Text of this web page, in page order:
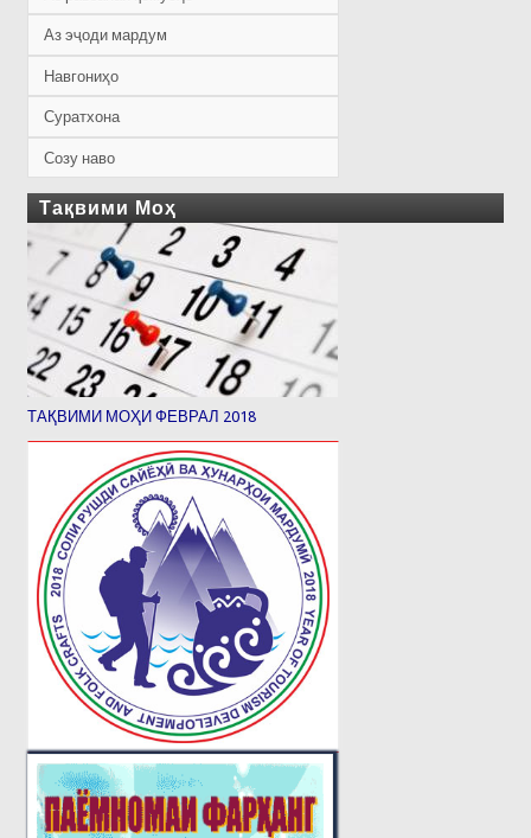
Аз эҷоди мардум
Навгониҳо
Суратхона
Созу наво
Тақвими Моҳ
ТАҚВИМИ МОҲИ ФЕВРАЛ 2018